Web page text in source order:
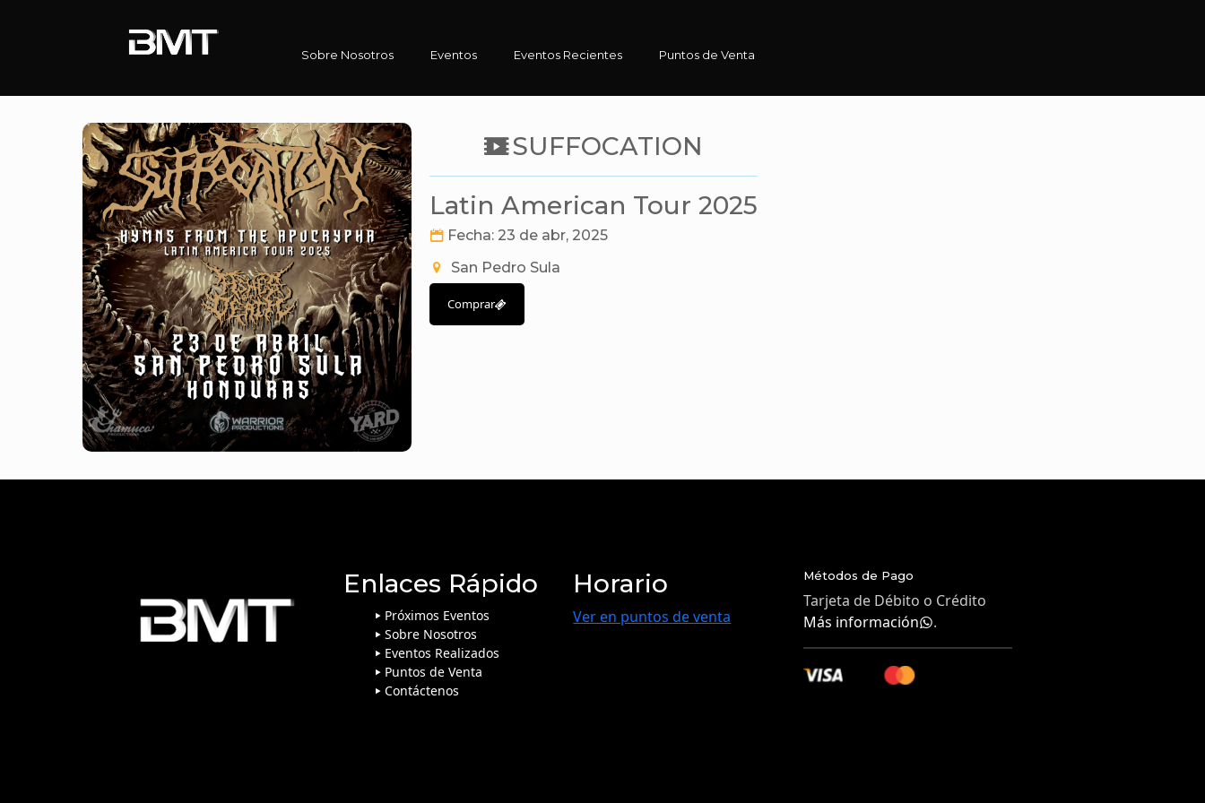
Sobre Nosotros Eventos Eventos Recientes Puntos de Venta
SUFFOCATION
Latin American Tour 2025
Fecha: 23 de abr, 2025
San Pedro Sula
Comprar
Enlaces Rápido
Próximos Eventos
Sobre Nosotros
Eventos Realizados
Puntos de Venta
Contáctenos
Horario
Ver en puntos de venta
Métodos de Pago
Tarjeta de Débito o Crédito
Más información
.